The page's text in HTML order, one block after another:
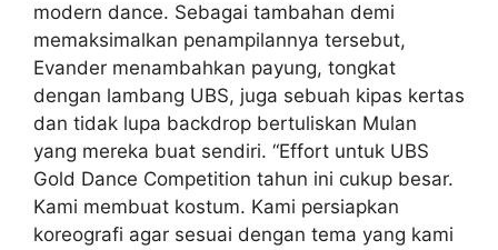
modern dance. Sebagai tambahan demi
memaksimalkan penampilannya tersebut,
Evander menambahkan payung, tongkat
dengan lambang UBS, juga sebuah kipas kertas
dan tidak lupa backdrop bertuliskan Mulan
yang mereka buat sendiri. “Effort untuk UBS
Gold Dance Competition tahun ini cukup besar.
Kami membuat kostum. Kami persiapkan
koreografi agar sesuai dengan tema yang kami